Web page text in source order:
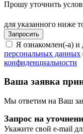
Прошу уточнить
для указанного ниже
Я ознакомлен(-а) и
персональных данных
конфиденциальности
Ваша заявка
Мы ответим на Ваш
Запрос на
Укажите свой e-mail